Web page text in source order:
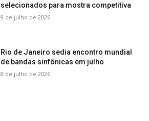
selecionados para mostra competitiva
9 de julho de 2026
Rio de Janeiro sedia encontro mundial
de bandas sinfônicas em julho
8 de julho de 2026